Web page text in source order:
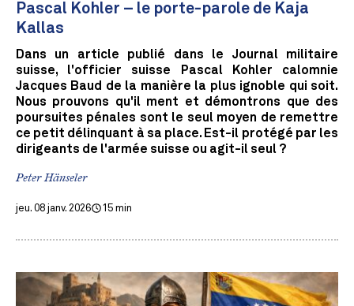
Pascal Kohler – le porte-parole de Kaja
Kallas
Dans un article publié dans le Journal militaire
suisse, l'officier suisse Pascal Kohler calomnie
Jacques Baud de la manière la plus ignoble qui soit.
Nous prouvons qu'il ment et démontrons que des
poursuites pénales sont le seul moyen de remettre
ce petit délinquant à sa place. Est-il protégé par les
dirigeants de l'armée suisse ou agit-il seul ?
Peter Hänseler
jeu. 08 janv. 2026 15 min